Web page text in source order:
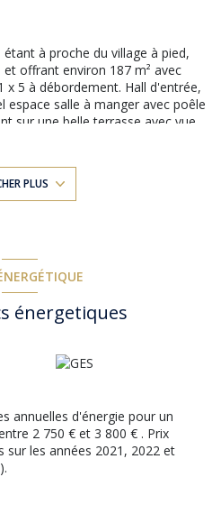
à proche du village à pied,
offrant environ 187 m² avec
x 5 à débordement. Hall d'entrée,
espace salle à manger avec poêle
sur une belle terrasse avec vue.
sur l'extérieur, la cuisine d'été, la
à usage de chambre ou salle
sans tarder !
PLUS
énergetiques
annuelles d'énergie pour un
2 750 € et 3 800 € . Prix
sur les années 2021, 2022 et